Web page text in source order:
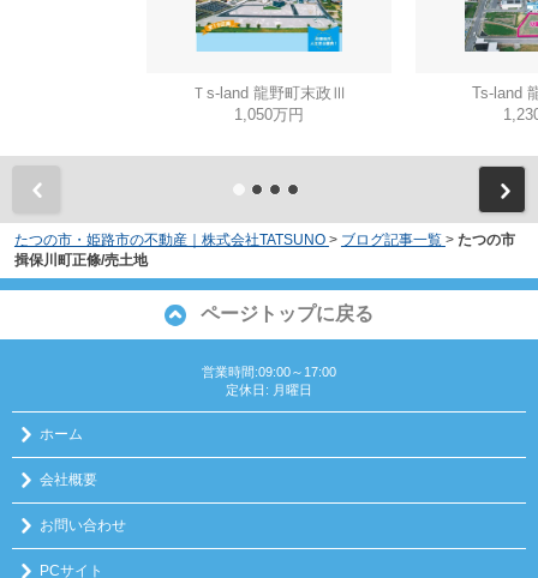
Ｔs-land 龍野町末政Ⅲ
1,050万円
Ts-land
たつの市・姫路市の不動産｜株式会社TATSUNO > ブログ記事一覧 > たつの市
揖保川町正條/売土地
ページトップに戻る
営業時間:09:00～17:00
定休日: 月曜日
ホーム
会社概要
お問い合わせ
PCサイト